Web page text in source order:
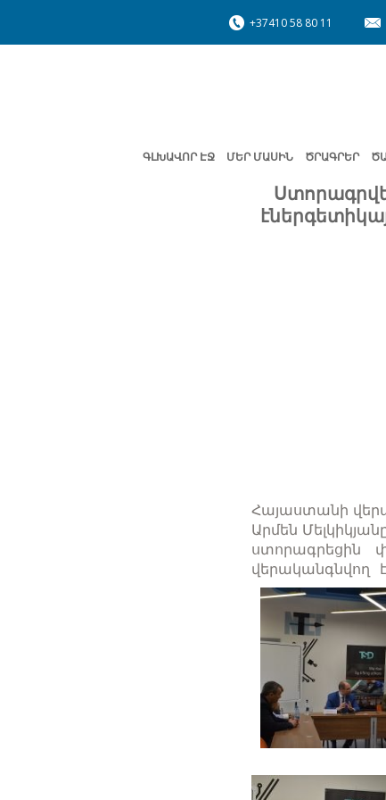
+37410 58 80 11
ԳԼԽԱՎՈՐ ԷՋ ՄԵՐ ՄԱՍԻՆ ԾՐԱԳՐԵՐ
Հայաստանի
Արմեն
ստորագրեցին
վերականգնվող